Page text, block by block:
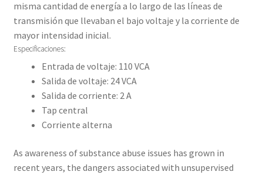
misma cantidad de energía a lo largo de las líneas de
transmisión que llevaban el bajo voltaje y la corriente de
mayor intensidad inicial.
Especificaciones:
Entrada de voltaje: 110 VCA
Salida de voltaje: 24 VCA
Salida de corriente: 2 A
Tap central
Corriente alterna
As awareness of substance abuse issues has grown in
recent years, the dangers associated with unsupervised